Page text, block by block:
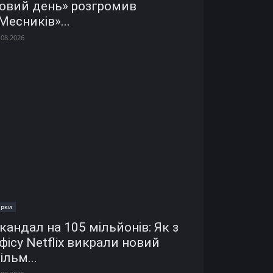
день» розгромив
на 105 мільйонів: Як з
Netflix викрали новий